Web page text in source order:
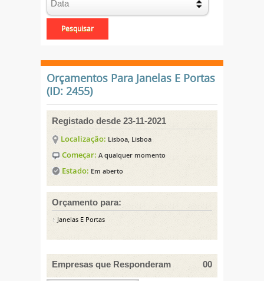
Orçamentos Para Janelas E Portas
(ID: 2455)
Registado desde 23-11-2021
Localização: Lisboa, Lisboa
Começar: A qualquer momento
Estado: Em aberto
Orçamento para:
Janelas E Portas
Empresas que Responderam 00